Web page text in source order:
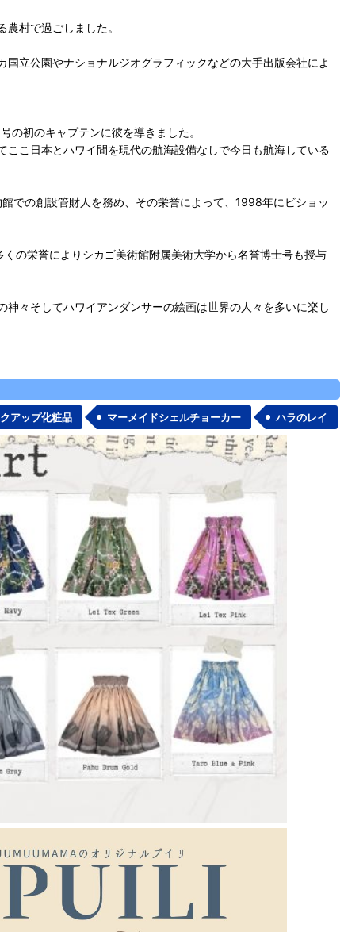
村で過ごしました。
立公園やナショナルジオグラフィックなどの大手出版会社によ
初のキャプテンに彼を導きました。
こ日本とハワイ間を現代の航海設備なしで今日も航海している
での創設管財人を務め、その栄誉によって、1998年にビショッ
の栄誉によりシカゴ美術館附属美術大学から名誉博士号も授与
々そしてハワイアンダンサーの絵画は世界の人々を多いに楽し
アップ化粧品 マーメイドシェルチョーカー ハラのレイ